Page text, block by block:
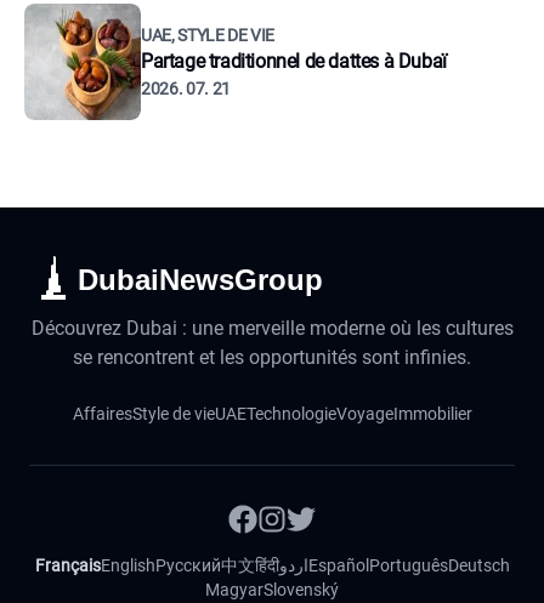
UAE, STYLE DE VIE
Partage traditionnel de dattes à Dubaï
2026. 07. 21
DubaiNewsGroup
Découvrez Dubai : une merveille moderne où les cultures
se rencontrent et les opportunités sont infinies.
AffairesStyle de vieUAETechnologieVoyageImmobilier
FrançaisEnglishРусский中文हिंदीاردوEspañol PortuguêsDeutsch
MagyarSlovenský